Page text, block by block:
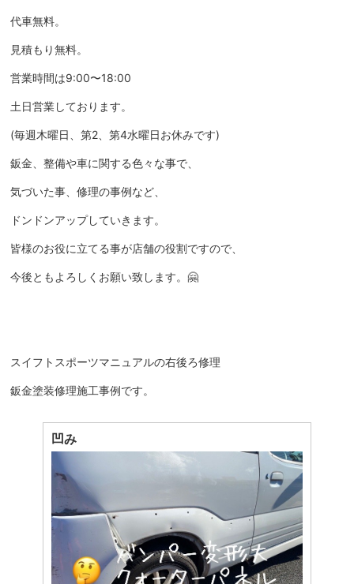
代車無料。
見積もり無料。
営業時間は9:00〜18:00
土日営業しております。
(毎週木曜日、第2、第4水曜日お休みです)
鈑金、整備や車に関する色々な事で、
気づいた事、修理の事例など、
ドンドンアップしていきます。
皆様のお役に立てる事が店舗の役割ですので、
今後ともよろしくお願い致します。🤗
スイフトスポーツマニュアルの右後ろ修理
鈑金塗装修理施工事例です。
凹み